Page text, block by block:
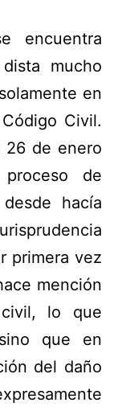
encuentra
mucho
en
Civil.
26 de enero
de
hacía
primera vez
mención
civil, lo que
que en
del daño